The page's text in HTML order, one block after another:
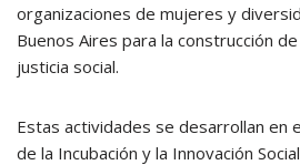
organizaciones de mujeres y
Buenos Aires para la construcción
justicia social.
Estas actividades se desarrollan en
de la Incubación y la Innovación